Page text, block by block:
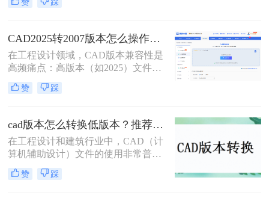
有方法均经2026年实测验证。特别强
感图纸必须使用Autodesk官方本地功
能！
CAD2025转2007版本怎么操作？5种安全有效方法实测（2026年最新版）!
在工程设计领域，CAD版本兼容性是
高频痛点：高版本（如2025）文件无
法被超低版本（2007）打开，导致协
作中断、进度延误。特别强调：2007
必要场景使用。那么CAD2025转2007
版本怎么操作呢？本文聚焦CAD
2025转2007核心解决方案，严格区分
安全使用场景，助您安全高效完成转
换！
赞 踩
cad版本怎么转换低版本？推荐这3种方法给大家！
在工程设计和建筑行业中，CAD（计
算机辅助设计）文件的使用非常普
遍。然而，由于不同项目和团队可能
使用不同版本的CAD软件，文件版本
赞 踩